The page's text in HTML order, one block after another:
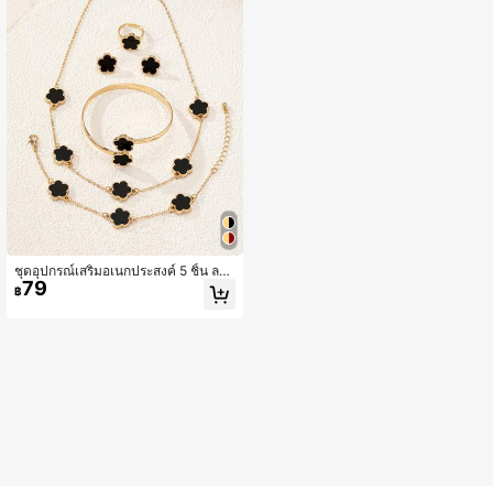
ชุดอุปกรณ์เสริมอเนกประสงค์ 5 ชิ้น ลาย
ดอกไม้หรูหรา สำหรับผู้หญิง
฿79